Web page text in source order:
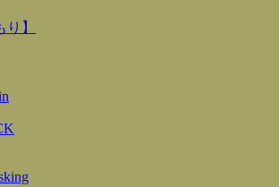
り】